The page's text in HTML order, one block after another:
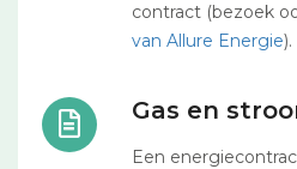
contract (bezoek
van Allure Energie).
Gas en
Een